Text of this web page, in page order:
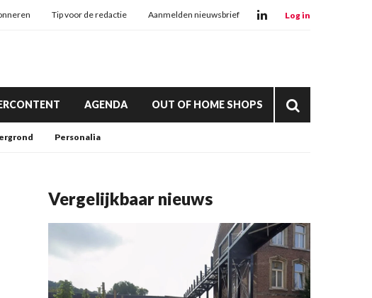
Tip voor de redactie Aanmelden nieuwsbrief Log in
AGENDA OUT OF HOME SHOPS
Personalia
Vergelijkbaar nieuws